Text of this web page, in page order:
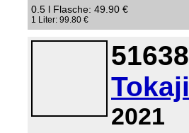
0.5 l Flasche: 49.90 €
1 Liter: 99.80 €
2021